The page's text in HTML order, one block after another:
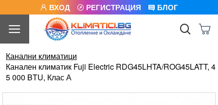
ВХОД РЕГИСТРАЦИЯ БЛОГ
Канални климатици
Канален климатик Fuji Electric RDG45LHTA/ROG45LATT, 4
5 000 BTU, Клас А